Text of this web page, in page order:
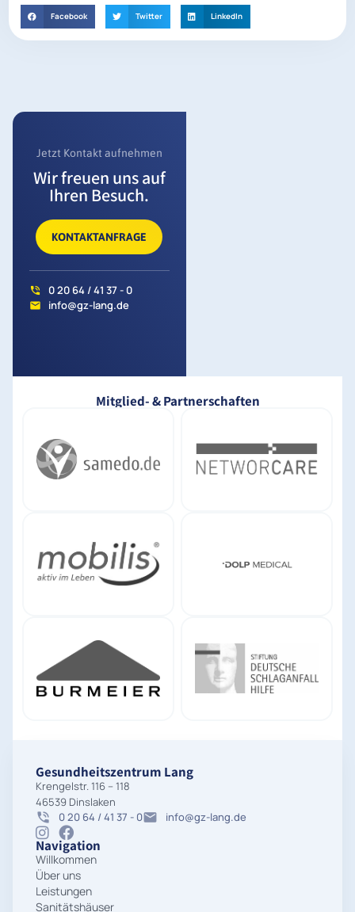
Facebook Twitter LinkedIn
Jetzt Kontakt aufnehmen
Wir freuen uns auf
Ihren Besuch.
KONTAKTANFRAGE
0 20 64 / 41 37 - 0
info@gz-lang.de
Mitglied- & Partnerschaften
Gesundheitszentrum Lang
Krengelstr. 116 – 118
46539 Dinslaken
0 20 64 / 41 37 - 0
info@gz-lang.de
Navigation
Willkommen
Über uns
Leistungen
Sanitätshäuser